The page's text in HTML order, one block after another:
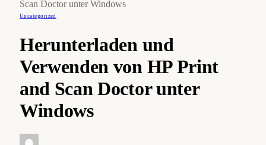
Scan Doctor unter Windows
Uncategorized
Herunterladen und
Verwenden von HP Print
and Scan Doctor unter
Windows